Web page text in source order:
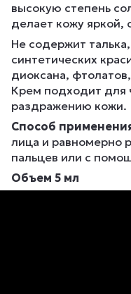
высокую степень
делает кожу
Не содержит
синтетических
диоксана,
Крем подходит для
раздражению кожи.
Способ
лица и равномерно
пальцев или с
Объем 5 мл